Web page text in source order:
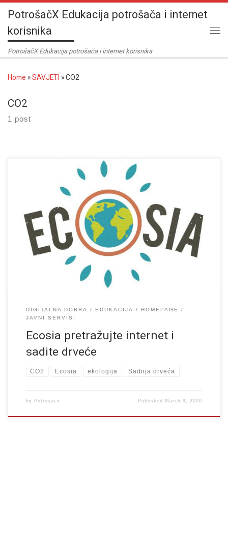
Skip to content
PotrošačX Edukacija potrošača i internet
korisnika
PotrošačX Edukacija potrošača i internet korisnika
Home »SAVJETI »CO2
CO2
1 post
Jeste li čuli za novi pretraživač Ecosia. Niste naravno svi znate za
google poneko za Bing i oni stariji se još sjećaju Yahoo-a E pa
sada postoji i Ecosia. Od nedavno počeli su se pojavljivati
pretraživači interneta koji pokušavaju […]
DIGITALNA DOBRA EDUKACIJA
HOMEPAGE
JAVNI SERVISI
Ecosia pretražujte internet i
sadite drveće
CO2 Ecosia ekologija Sadnja drveća
by Potrosacx Published March 9, 2020